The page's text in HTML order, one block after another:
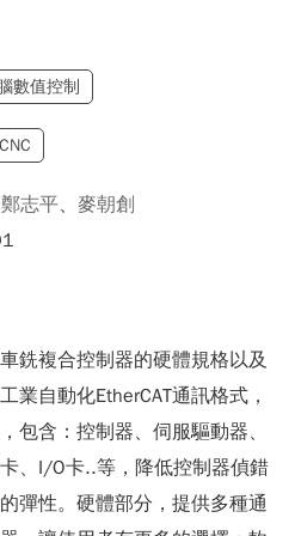
數值控制
CNC
鄭志平、 麥朝創
銑複合控制器的硬體規格以及
業自動化EtherCAT通訊格式，
包含：控制器、伺服驅動器、
、I/O卡..等，降低控制器偵錯
彈性。硬體部分，提供多種通